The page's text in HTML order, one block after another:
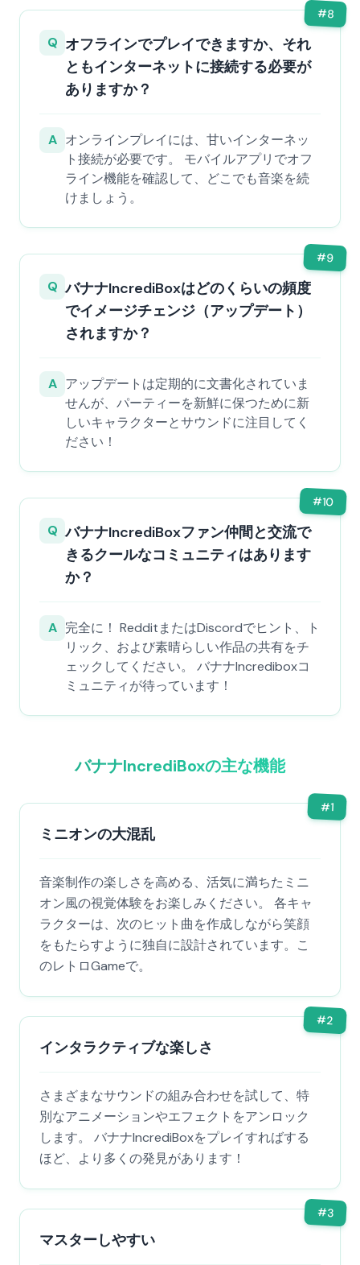
#8
Q オフラインでプレイできますか、それ
ともインターネットに接続する必要が
ありますか？
A オンラインプレイには、甘いインターネッ
ト接続が必要です。 モバイルアプリでオフ
ライン機能を確認して、どこでも音楽を続
けましょう。
#9
Q バナナIncrediBoxはどのくらいの頻度
でイメージチェンジ（アップデート）
されますか？
A アップデートは定期的に文書化されていま
せんが、パーティーを新鮮に保つために新
しいキャラクターとサウンドに注目してく
ださい！
#10
Q バナナIncrediBoxファン仲間と交流で
きるクールなコミュニティはあります
か？
A 完全に！ RedditまたはDiscordでヒント、ト
リック、および素晴らしい作品の共有をチ
ェックしてください。 バナナIncrediboxコ
ミュニティが待っています！
バナナIncrediBoxの主な機能
#1
ミニオンの大混乱
音楽制作の楽しさを高める、活気に満ちたミニ
オン風の視覚体験をお楽しみください。 各キャ
ラクターは、次のヒット曲を作成しながら笑顔
をもたらすように独自に設計されています。こ
のレトロGameで。
#2
インタラクティブな楽しさ
さまざまなサウンドの組み合わせを試して、特
別なアニメーションやエフェクトをアンロック
します。 バナナIncrediBoxをプレイすればする
ほど、より多くの発見があります！
#3
マスターしやすい